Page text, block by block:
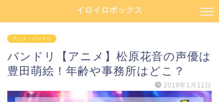
イロイロボックス
アニメ・バンドリ
バンドリ【アニメ】松原花音の声優は
豊田萌絵！年齢や事務所はどこ？
2019年1月11日